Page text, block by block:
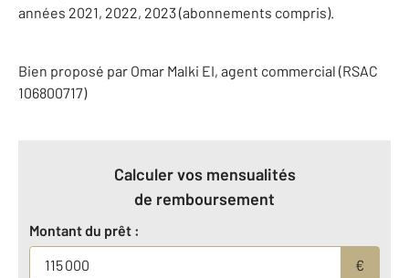
années 2021, 2022, 2023 (abonnements compris).
Bien proposé par Omar Malki EI, agent commercial (RSAC
106800717)
Calculer vos mensualités
de remboursement
Montant du prêt :
€